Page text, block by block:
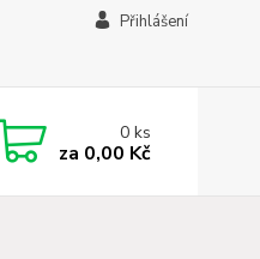
Přihlášení
0ks
za 0,00 Kč